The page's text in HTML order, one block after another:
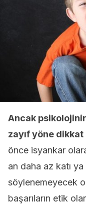
Ancak
zayıf yöne
önce isyankar
an daha az katı
söylenemeyecek
başarıların etik